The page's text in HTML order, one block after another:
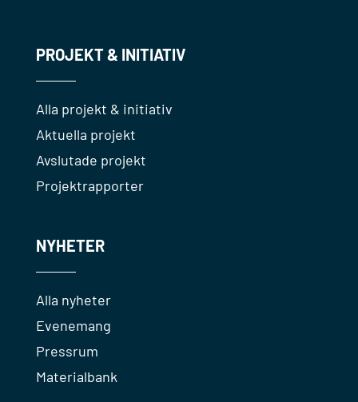
PROJEKT & INITIATIV
Alla projekt & initiativ
Aktuella projekt
Avslutade projekt
Projektrapporter
NYHETER
Alla nyheter
Evenemang
Pressrum
Materialbank